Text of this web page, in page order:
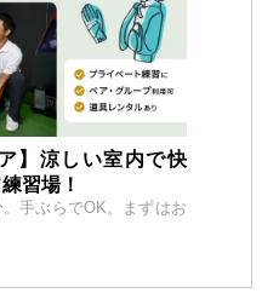
】涼しい室内で快
習場！
手ぶらでOK。まずはお